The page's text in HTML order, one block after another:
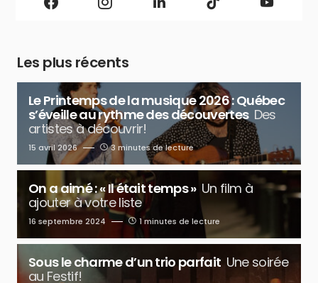
Les plus récents
Le Printemps de la musique 2026 : Québec
s’éveille au rythme des découvertes Des
artistes à découvrir!
15 avril 2026 3 minutes de lecture
On a aimé : « Il était temps » Un film à
ajouter à votre liste
16 septembre 2024 1 minutes de lecture
Sous le charme d’un trio parfait Une soirée
au Festif!